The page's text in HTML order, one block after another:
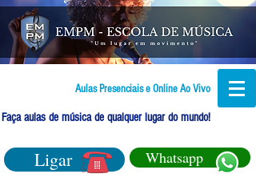
Aulas Presenciais e Online Ao Vivo
Faça aulas de música de qualquer lugar do mundo!
Ligar Whatsapp